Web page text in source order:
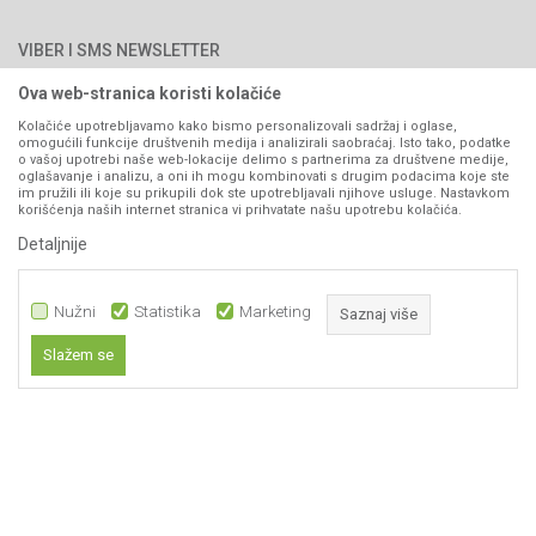
Kontakt
Pravo na odustajanje
Reklamacije
Povraćaj sredstava
Zamjena artikala
Plaćanje karticama
VIBER I SMS NEWSLETTER
PRATITE NAS
Ova web-stranica koristi kolačiće
Kolačiće upotrebljavamo kako bismo personalizovali sadržaj i oglase,
omogućili funkcije društvenih medija i analizirali saobraćaj. Isto tako, podatke
o vašoj upotrebi naše web-lokacije delimo s partnerima za društvene medije,
oglašavanje i analizu, a oni ih mogu kombinovati s drugim podacima koje ste
im pružili ili koje su prikupili dok ste upotrebljavali njihove usluge. Nastavkom
korišćenja naših internet stranica vi prihvatate našu upotrebu kolačića.
Detaljnije
Nužni Statistika Marketing Saznaj više
Slažem se